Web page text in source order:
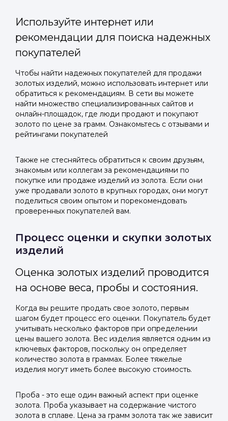
Войти в
профиль
Мы отправим код для входа на ваш
номер телефона.
Телефон
Подать заявку
Отправьте заявку через мессенджер-бот — магазины
увидят её и пришлют предложения. Фото, описание и
AI-оценка прямо в чате.
ВКонтакте
или подайте через форму на сайте
Войти в ЛК и заполнить форму
Подать заявку
Отправьте заявку через мессенджер-бот — магазины
увидят её и пришлют предложения. Фото, описание и
AI-оценка прямо в чате.
ВКонтакте
или подайте через форму на сайте
Войти в ЛК и заполнить форму
Используйте интернет или
рекомендации для поиска надежных
покупателей
Чтобы найти надежных покупателей для продажи
золотых изделий, можно использовать интернет или
обратиться к рекомендациям. В сети вы можете
найти множество специализированных сайтов и
онлайн-площадок, где люди продают и покупают
золото по цене за грамм. Ознакомьтесь с отзывами и
рейтингами покупателей
Также не стесняйтесь обратиться к своим друзьям,
знакомым или коллегам за рекомендациями по
покупке или продаже изделий из золота. Если они
уже продавали золото в крупных городах, они могут
поделиться своим опытом и порекомендовать
проверенных покупателей вам.
Процесс оценки и скупки золотых
изделий
Оценка золотых изделий проводится
на основе веса, пробы и состояния.
Когда вы решите продать свое золото, первым
шагом будет процесс его оценки. Покупатель будет
учитывать несколько факторов при определении
цены вашего золота. Вес изделия является одним из
ключевых факторов, поскольку он определяет
количество золота в граммах. Более тяжелые
изделия могут иметь более высокую стоимость.
Проба - это еще один важный аспект при оценке
золота. Проба указывает на содержание чистого
золота в сплаве. Цена за грамм золота так же зависит